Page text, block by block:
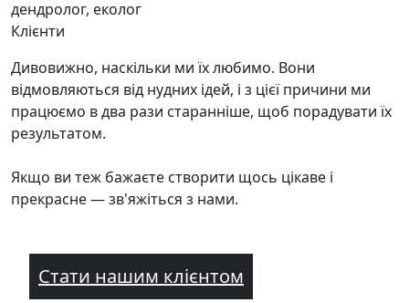
дендролог, еколог
Клієнти
Дивовижно, наскільки ми їх любимо. Вони
відмовляються від нудних ідей, і з цієї причини ми
працюємо в два рази старанніше, щоб порадувати їх
результатом.
Якщо ви теж бажаєте створити щось цікаве і
прекрасне — зв'яжіться з нами.
Стати нашим клієнтом